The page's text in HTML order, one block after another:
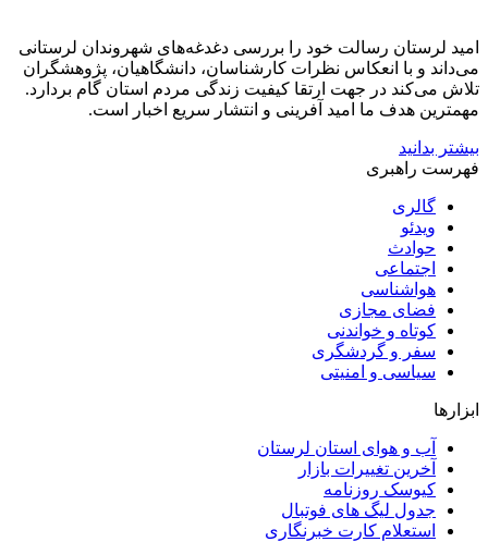
امید لرستان رسالت خود را بررسی دغدغه‌های شهروندان لرستانی
می‌داند و با انعکاس نظرات کارشناسان، دانشگاهیان، پژوهشگران
تلاش می‌کند در جهت ارتقا کیفیت زندگی مردم استان گام بردارد.
مهمترین هدف ما امید آفرینی و انتشار سریع اخبار است.
بیشتر بدانید
فهرست راهبری
گالری
ویدئو
حوادث
اجتماعی
هواشناسی
فضای مجازی
کوتاه و خواندنی
سفر و گردشگری
سیاسی و امنیتی
ابزارها
آب و هوای استان لرستان
آخرین تغییرات بازار
کیوسک روزنامه
جدول لیگ های فوتبال
استعلام کارت خبرنگاری